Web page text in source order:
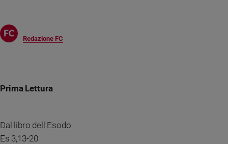
Papa
Santi
Redazione FC
Prima Lettura
Dal libro dell'Esodo
Es 3,13-20